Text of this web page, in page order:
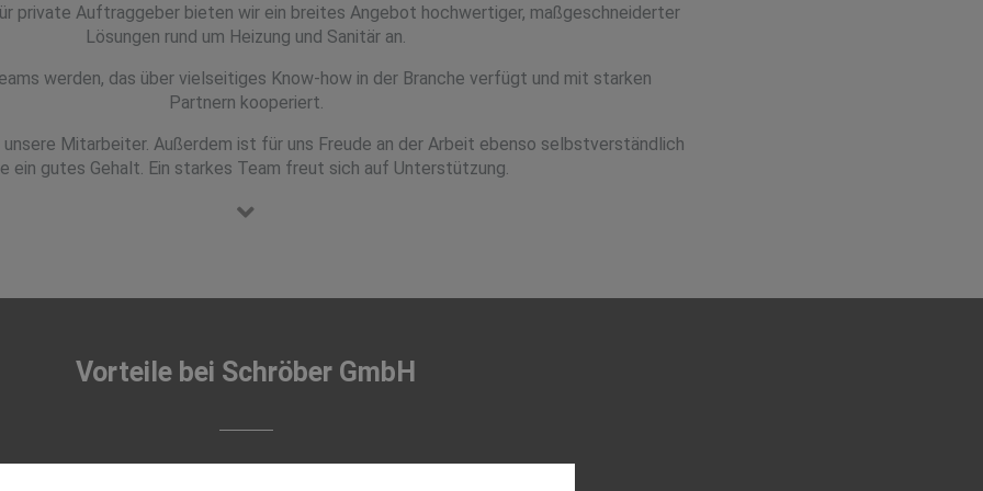
private Auftraggeber bieten wir ein breites Angebot hochwertiger, maßgeschneiderter
Lösungen rund um Heizung und Sanitär an.
werden, das über vielseitiges Know-how in der Branche verfügt und mit starken
Partnern kooperiert.
Mitarbeiter. Außerdem ist für uns Freude an der Arbeit ebenso selbstverständlich
ein gutes Gehalt. Ein starkes Team freut sich auf Unterstützung.
Vorteile bei Schröber GmbH